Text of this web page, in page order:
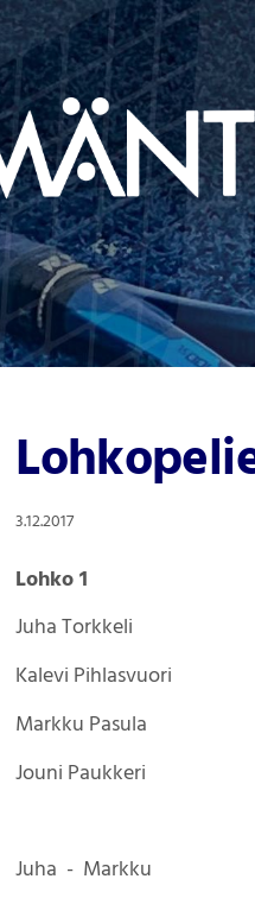
Ry
3.12.2017
Lohko 1
Juha Torkkeli
Kalevi Pihlasvuori
Markku Pasula
Jouni Paukkeri
Juha -